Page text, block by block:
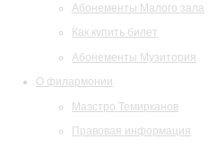
Абонементы Малого зала
Как купить билет
Абонементы Музитория
О филармонии
Маэстро Темирканов
Правовая информация